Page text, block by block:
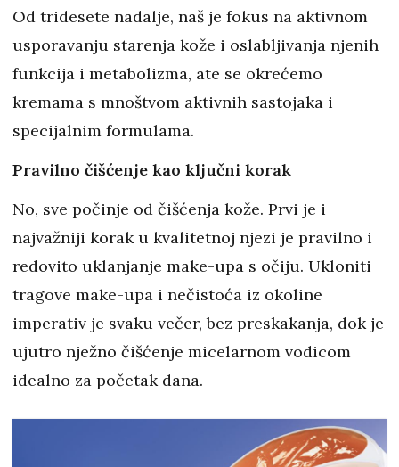
Od tridesete nadalje, naš je fokus na aktivnom
usporavanju starenja kože i oslabljivanja njenih
funkcija i metabolizma, ate se okrećemo
kremama s mnoštvom aktivnih sastojaka i
specijalnim formulama.
Pravilno čišćenje kao ključni korak
No, sve počinje od čišćenja kože. Prvi je i
najvažniji korak u kvalitetnoj njezi je pravilno i
redovito uklanjanje make-upa s očiju. Ukloniti
tragove make-upa i nečistoća iz okoline
imperativ je svaku večer, bez preskakanja, dok je
ujutro nježno čišćenje micelarnom vodicom
idealno za početak dana.